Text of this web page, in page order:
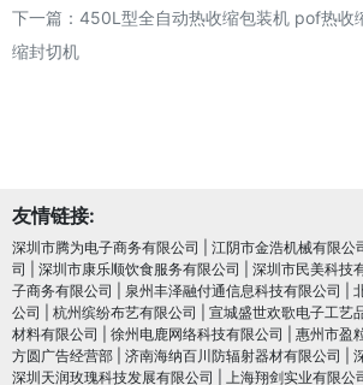
下一篇： 450L型全自动热收缩包装机 pof热收
缩封切机
友情链接:
深圳市腾为电子商务有限公司 江阴市金浩机械有限公
司
深圳市康乐顺饮食服务有限公司 深圳市民美科技
子商务有限公司
泉州丰泽融付通信息科技有限公司
公司
杭州缤纷布艺有限公司 宣城盛世欢歌电子工艺
材料有限公司
徐州电鹿网络科技有限公司 惠州市盈
方圆广告经营部
济南海纳百川防辐射器材有限公司
深圳天润玫瑰科技发展有限公司
上海翔剑实业有限公